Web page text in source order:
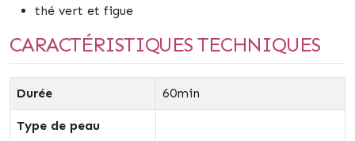
thé vert et figue
CARACTÉRISTIQUES TECHNIQUES
Durée 60min
Type de peau